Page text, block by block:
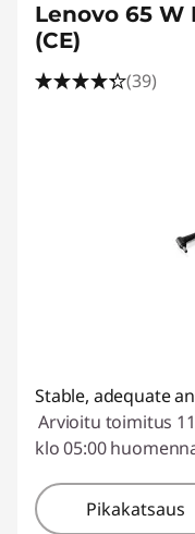
Lenovo 65
(CE)
(39)
Stable, adequate
Arvioitu toimitus
klo 05:00
Pikakatsaus